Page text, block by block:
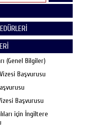
(Genel Bilgiler)
Başvurusu
Başvurusu
için İngiltere